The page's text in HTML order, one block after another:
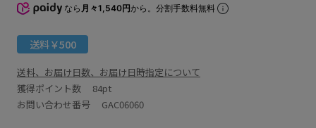
なら 月々1,540円から。分割手数料無料
送料￥500
送料、お届け日数、お届け日時指定について
獲得ポイント数 84pt
お問い合わせ番号 GAC06060